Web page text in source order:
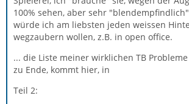
100% sehen, aber sehr
würde ich am liebsten jeden weissen
wegzaubern wollen, z.B. in open office.
... die Liste meiner wirklichen TB
zu Ende, kommt hier, in
Teil 2: